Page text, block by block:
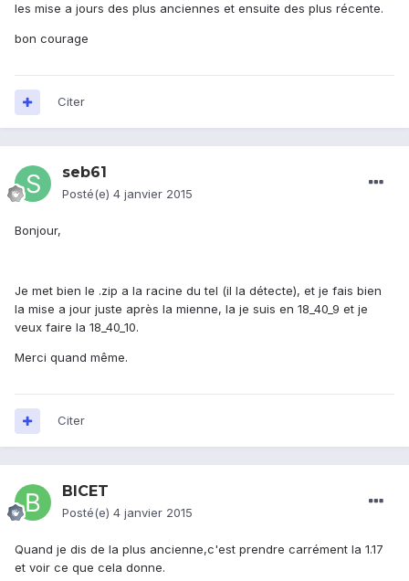
les mise a jours des plus anciennes et ensuite des plus récente.
bon courage
Citer
seb61
Posté(e) 4 janvier 2015
Bonjour,
Je met bien le .zip a la racine du tel (il la détecte), et je fais bien
la mise a jour juste après la mienne, la je suis en 18_40_9 et je
veux faire la 18_40_10.
Merci quand même.
Citer
BICET
Posté(e) 4 janvier 2015
Quand je dis de la plus ancienne,c'est prendre carrément la 1.17
et voir ce que cela donne.